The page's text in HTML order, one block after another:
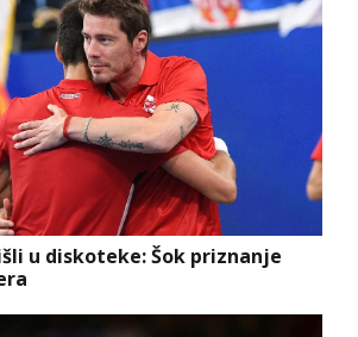
u diskoteke: Šok priznanje